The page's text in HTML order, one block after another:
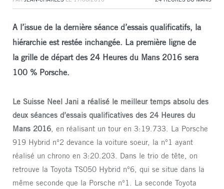
A l’issue de la dernière séance d’essais qualificatifs, la
hiérarchie est restée inchangée. La première ligne de
la grille de départ des 24 Heures du Mans 2016 sera
100 % Porsche.
Le Suisse Neel Jani a réalisé le meilleur temps absolu des
deux séances d’essais qualificatives des 24 Heures du
Mans 2016 , en réalisant un tour en 3:19.733. La Porsche
919 Hybrid n°2 devance la voiture soeur, la n°1 ayant
réalisé un chrono en 3:20.203. Dans le trio de tête, on
retrouve la Toyota TS050 Hybrid n°6, qui se situe dans la
même seconde que la Porsche n°1. La seconde Toyota